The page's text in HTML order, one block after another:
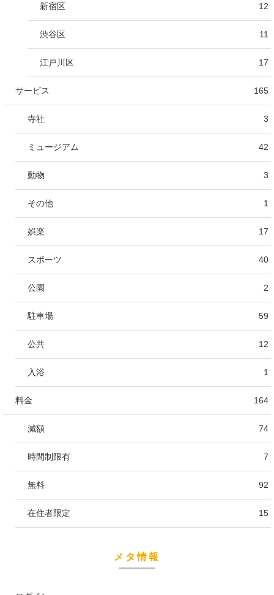
新宿区 12
渋谷区 11
江戸川区 17
サービス 165
寺社 3
ミュージアム 42
動物 3
その他 1
娯楽 17
スポーツ 40
公園 2
駐車場 59
公共 12
入浴 1
料金 164
減額 74
時間制限有 7
無料 92
在住者限定 15
メタ情報